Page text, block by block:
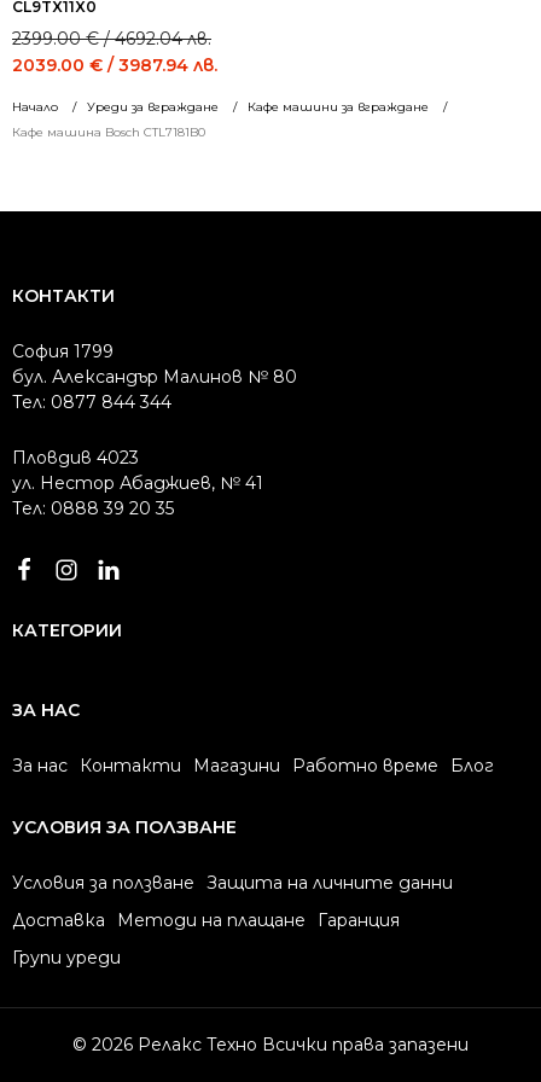
Начало Уреди за вграждане
Кафе машини за вграждане
Кафе машина Bosch CTL7181B0
CL9TX11X0
2399.00€/ 4692.04 лв.
Original
price
2399.00 €
/
2039.00 € / 3987.94 лв.
Current
price
2039.00 €
/
КОНТАКТИ
София 1799
бул. Александър Малинов № 80
Тел: 0877 844 344
Пловдив 4023
ул. Нестор Абаджиев, № 41
Тел: 0888 39 20 35
КАТЕГОРИИ
ЗА НАС
За нас Контакти Магазини Работно време Блог
УСЛОВИЯ ЗА ПОЛЗВАНЕ
Условия за ползване
Защита на личните данни
Доставка
Методи на плащане
Гаранция
Групи уреди
© 2026 Релакс Техно Всички права запазени